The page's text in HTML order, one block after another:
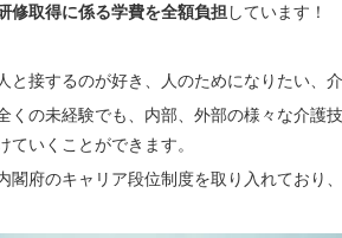
修取得に係る学費を全額負担 しています！
人と接するのが好き、人のためになりたい、
くの未経験でも、内部、外部の様々な介護
ていくことができます。
閣府のキャリア段位制度を取り入れており、